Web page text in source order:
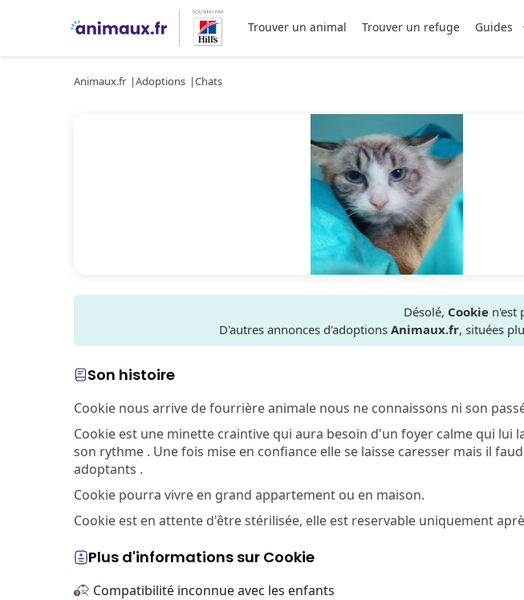
Trouver un animal Trouver un refuge Guides
Animaux.fr Adoptions Chats
Désolé, Cookie n'est
D'autres annonces d'adoptions Animaux.fr, situées
Son histoire
Cookie nous arrive de fourrière animale nous ne connaissons ni son
Cookie est une minette craintive qui aura besoin d'un foyer calme qui lui
son rythme . Une fois mise en confiance elle se laisse caresser mais il
adoptants .
Cookie pourra vivre en grand appartement ou en maison.
Cookie est en attente d'être stérilisée, elle est reservable uniquement
Plus d'informations sur Cookie
Compatibilité inconnue avec les enfants